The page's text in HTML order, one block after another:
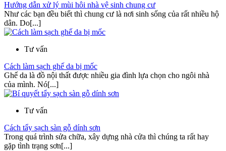
Hướng dẫn xử lý mùi hôi nhà vệ sinh chung cư
Như các bạn đều biết thì chung cư là nơi sinh sống của rất nhiều hộ
dân. Do[...]
Tư vấn
Cách làm sạch ghế da bị mốc
Ghế da là đồ nội thất được nhiều gia đình lựa chọn cho ngôi nhà
của mình. Nó[...]
Tư vấn
Cách tẩy sạch sàn gỗ dính sơn
Trong quá trình sửa chữa, xây dựng nhà cửa thì chúng ta rất hay
gặp tình trạng sơn[...]